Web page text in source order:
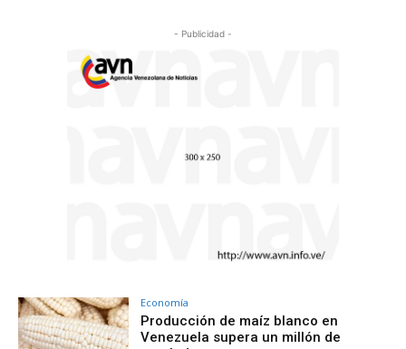
- Publicidad -
Economía
Producción de maíz blanco en
Venezuela supera un millón de